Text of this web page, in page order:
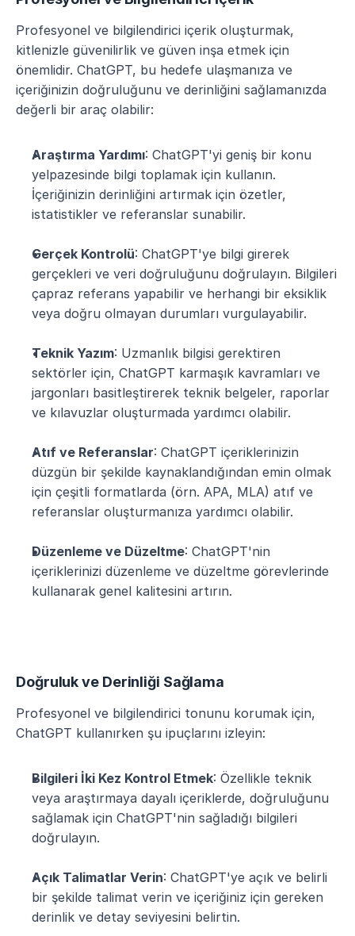
Profesyonel ve bilgilendirici içerik oluşturmak,
kitlenizle güvenilirlik ve güven inşa etmek için
önemlidir. ChatGPT, bu hedefe ulaşmanıza ve
içeriğinizin doğruluğunu ve derinliğini sağlamanızda
değerli bir araç olabilir:
Araştırma Yardımı: ChatGPT'yi geniş bir konu
yelpazesinde bilgi toplamak için kullanın.
İçeriğinizin derinliğini artırmak için özetler,
istatistikler ve referanslar sunabilir.
Gerçek Kontrolü: ChatGPT'ye bilgi girerek
gerçekleri ve veri doğruluğunu doğrulayın. Bilgileri
çapraz referans yapabilir ve herhangi bir eksiklik
veya doğru olmayan durumları vurgulayabilir.
Teknik Yazım: Uzmanlık bilgisi gerektiren
sektörler için, ChatGPT karmaşık kavramları ve
jargonları basitleştirerek teknik belgeler, raporlar
ve kılavuzlar oluşturmada yardımcı olabilir.
Atıf ve Referanslar: ChatGPT içeriklerinizin
düzgün bir şekilde kaynaklandığından emin olmak
için çeşitli formatlarda (örn. APA, MLA) atıf ve
referanslar oluşturmanıza yardımcı olabilir.
Düzenleme ve Düzeltme: ChatGPT'nin
içeriklerinizi düzenleme ve düzeltme görevlerinde
kullanarak genel kalitesini artırın.
Doğruluk ve Derinliği Sağlama
Profesyonel ve bilgilendirici tonunu korumak için,
ChatGPT kullanırken şu ipuçlarını izleyin:
Bilgileri İki Kez Kontrol Etmek: Özellikle teknik
veya araştırmaya dayalı içeriklerde, doğruluğunu
sağlamak için ChatGPT'nin sağladığı bilgileri
doğrulayın.
Açık Talimatlar Verin: ChatGPT'ye açık ve belirli
bir şekilde talimat verin ve içeriğiniz için gereken
derinlik ve detay seviyesini belirtin.